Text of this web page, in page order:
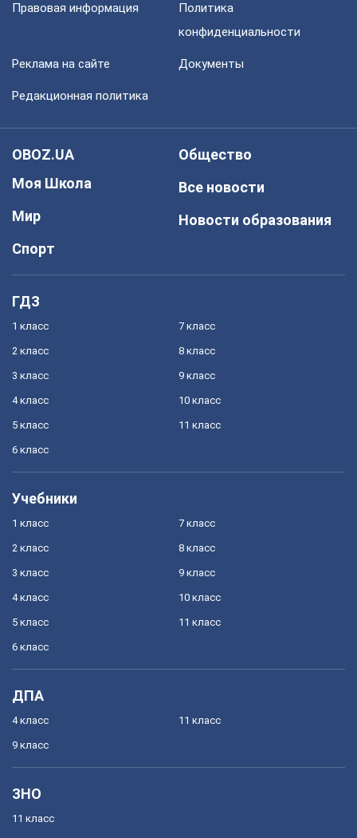
Правовая информация
Политика
конфиденциальности
Реклама на сайте Документы
Редакционная политика
OBOZ.UA
Моя Школа
Мир
Спорт
Общество
Все новости
Новости образования
ГДЗ
1 класс
2 класс
3 класс
4 класс
5 класс
6 класс
7 класс
8 класс
9 класс
10 класс
11 класс
Учебники
1 класс
2 класс
3 класс
4 класс
5 класс
6 класс
7 класс
8 класс
9 класс
10 класс
11 класс
ДПА
4 класс
9 класс
11 класс
ЗНО
11 класс